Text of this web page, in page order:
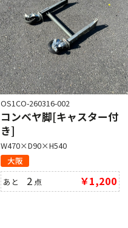
OS1CO-260316-002
コンベヤ脚[キャスター付
き]
W470×D90×H540
大阪
あと 2 点 ￥1,200